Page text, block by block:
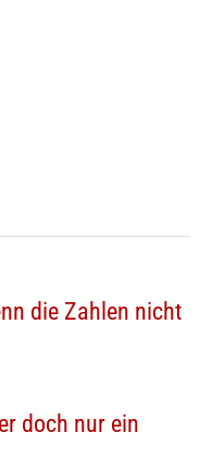
die Zahlen nicht
doch nur ein